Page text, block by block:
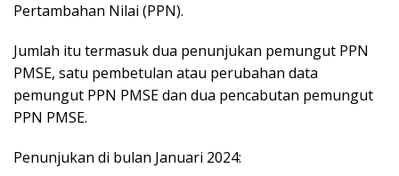
Pertambahan Nilai (PPN).
Jumlah itu termasuk dua penunjukan pemungut PPN
PMSE, satu pembetulan atau perubahan data
pemungut PPN PMSE dan dua pencabutan pemungut
PPN PMSE.
Penunjukan di bulan Januari 2024: